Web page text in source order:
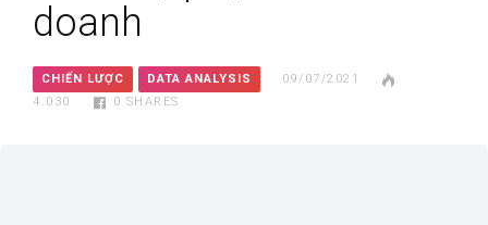
doanh
CHIẾN LƯỢC DATA ANALYSIS
09/07/2021
4.030
0 SHARES